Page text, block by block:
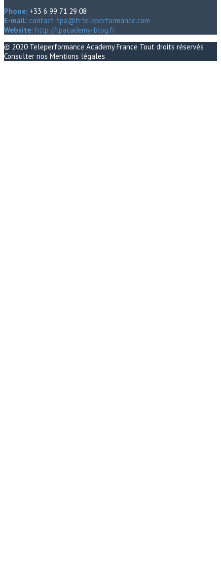
Phone: +33 6 99 71 29 08
E-mail: contact-tpa@fr.teleperformance.com
Website: http://tpacademy-blog.fr
© 2020 Teleperformance Academy France Tout droits réservés
Consulter nos Mentions légales